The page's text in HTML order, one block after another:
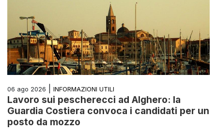
06 ago 2026 INFORMAZIONI UTILI
Lavoro sui pescherecci ad Alghero: la
Guardia Costiera convoca i candidati per un
posto da mozzo